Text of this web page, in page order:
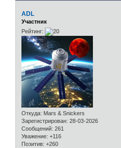
ADL
Участник
Рейтинг:
Откуда: Mars & Snickers
Зарегистрирован: 28-03-2026
Сообщений: 261
Уважение: +116
Позитив: +260